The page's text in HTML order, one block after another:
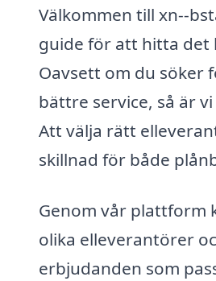
Välkommen till xn--
guide för att hitta det
Oavsett om du söker
bättre service, så är
Att välja rätt
skillnad för både
Genom vår plattform
olika elleverantörer
erbjudanden som